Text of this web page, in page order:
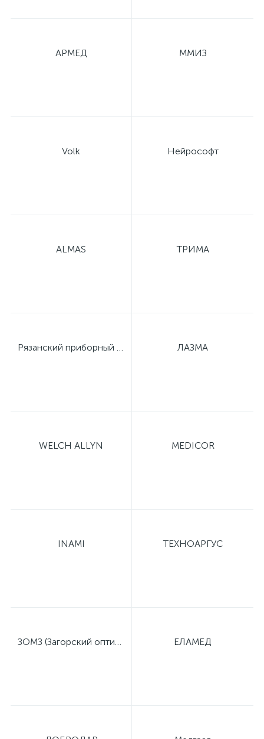
АРМЕД ММИЗ
Volk Нейрософт
ALMAS ТРИМА
Рязанский приборный завод ЛАЗМА
WELCH ALLYN MEDICOR
INAMI ТЕХНОАРГУС
ЗОМЗ (Загорский оптико-механический завод) ЕЛАМЕД